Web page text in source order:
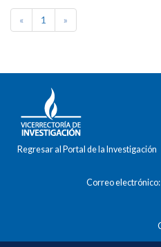
« 1 »
Regresar al Portal de la Investigación
Correo